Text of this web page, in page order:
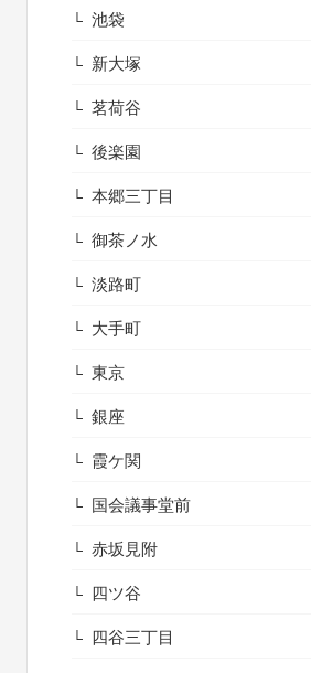
池袋
新大塚
茗荷谷
後楽園
本郷三丁目
御茶ノ水
淡路町
大手町
東京
銀座
霞ケ関
国会議事堂前
赤坂見附
四ツ谷
四谷三丁目